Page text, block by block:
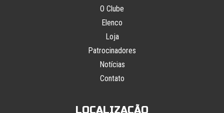
O Clube
Elenco
Loja
Patrocinadores
Notícias
Contato
LOCALIZAÇÃO